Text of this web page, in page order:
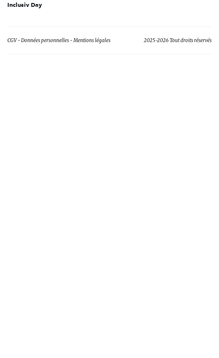
Inclusiv Day
CGV Données personnelles Mentions légales 2025-2026 Tout droits réservés